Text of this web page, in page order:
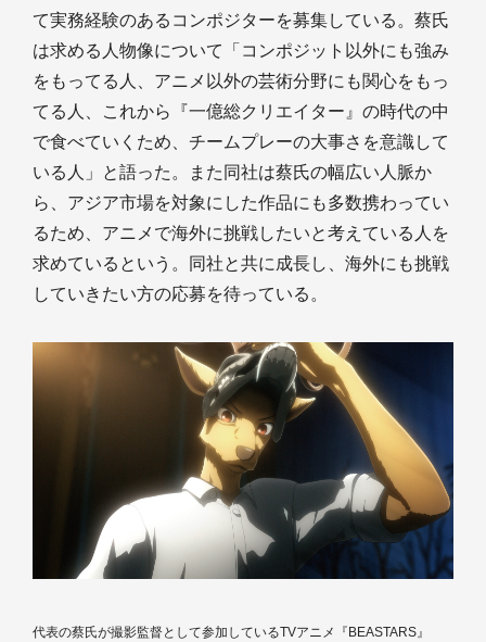
て実務経験のあるコンポジターを募集している。蔡氏
は求める人物像について「コンポジット以外にも強み
をもってる人、アニメ以外の芸術分野にも関心をもっ
てる人、これから『一億総クリエイター』の時代の中
で食べていくため、チームプレーの大事さを意識して
いる人」と語った。また同社は蔡氏の幅広い人脈か
ら、アジア市場を対象にした作品にも多数携わってい
るため、アニメで海外に挑戦したいと考えている人を
求めているという。同社と共に成長し、海外にも挑戦
していきたい方の応募を待っている。
代表の蔡氏が撮影監督として参加しているTVアニメ『BEASTARS』